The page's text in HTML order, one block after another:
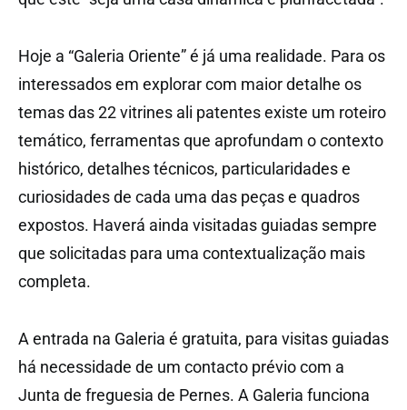
Hoje a “Galeria Oriente” é já uma realidade. Para os
interessados em explorar com maior detalhe os
temas das 22 vitrines ali patentes existe um roteiro
temático, ferramentas que aprofundam o contexto
histórico, detalhes técnicos, particularidades e
curiosidades de cada uma das peças e quadros
expostos. Haverá ainda visitadas guiadas sempre
que solicitadas para uma contextualização mais
completa.
A entrada na Galeria é gratuita, para visitas guiadas
há necessidade de um contacto prévio com a
Junta de freguesia de Pernes. A Galeria funciona